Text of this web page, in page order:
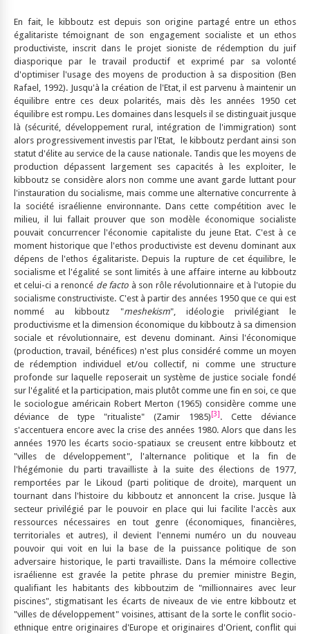
En fait, le kibboutz est depuis son origine partagé entre un ethos
égalitariste témoignant de son engagement socialiste et un ethos
productiviste, inscrit dans le projet sioniste de rédemption du juif
diasporique par le travail productif et exprimé par sa volonté
d'optimiser l'usage des moyens de production à sa disposition (Ben
Rafael, 1992). Jusqu'à la création de l'Etat, il est parvenu à maintenir un
équilibre entre ces deux polarités, mais dès les années 1950 cet
équilibre est rompu. Les domaines dans lesquels il se distinguait jusque
là (sécurité, développement rural, intégration de l'immigration) sont
alors progressivement investis par l'Etat, le kibboutz perdant ainsi son
statut d'élite au service de la cause nationale. Tandis que les moyens de
production dépassent largement ses capacités à les exploiter, le
kibboutz se considère alors non comme une avant garde luttant pour
l'instauration du socialisme, mais comme une alternative concurrente à
la société israélienne environnante. Dans cette compétition avec le
milieu, il lui fallait prouver que son modèle économique socialiste
pouvait concurrencer l'économie capitaliste du jeune Etat. C'est à ce
moment historique que l'ethos productiviste est devenu dominant aux
dépens de l'ethos égalitariste. Depuis la rupture de cet équilibre, le
socialisme et l'égalité se sont limités à une affaire interne au kibboutz
et celui-ci a renoncé de facto à son rôle révolutionnaire et à l'utopie du
socialisme constructiviste. C'est à partir des années 1950 que ce qui est
nommé au kibboutz "meshekism", idéologie privilégiant le
productivisme et la dimension économique du kibboutz à sa dimension
sociale et révolutionnaire, est devenu dominant. Ainsi l'économique
(production, travail, bénéfices) n'est plus considéré comme un moyen
de rédemption individuel et/ou collectif, ni comme une structure
profonde sur laquelle reposerait un système de justice sociale fondé
sur l'égalité et la participation, mais plutôt comme une fin en soi, ce que
le sociologue américain Robert Merton (1965) considère comme une
déviance de type "ritualiste" (Zamir 1985)[3]. Cette déviance
s'accentuera encore avec la crise des années 1980. Alors que dans les
années 1970 les écarts socio-spatiaux se creusent entre kibboutz et
"villes de développement", l'alternance politique et la fin de
l'hégémonie du parti travailliste à la suite des élections de 1977,
remportées par le Likoud (parti politique de droite), marquent un
tournant dans l'histoire du kibboutz et annoncent la crise. Jusque là
secteur privilégié par le pouvoir en place qui lui facilite l'accès aux
ressources nécessaires en tout genre (économiques, financières,
territoriales et autres), il devient l'ennemi numéro un du nouveau
pouvoir qui voit en lui la base de la puissance politique de son
adversaire historique, le parti travailliste. Dans la mémoire collective
israélienne est gravée la petite phrase du premier ministre Begin,
qualifiant les habitants des kibboutzim de "millionnaires avec leur
piscines", stigmatisant les écarts de niveaux de vie entre kibboutz et
"villes de développement" voisines, attisant de la sorte le conflit socio-
ethnique entre originaires d'Europe et originaires d'Orient, conflit qui